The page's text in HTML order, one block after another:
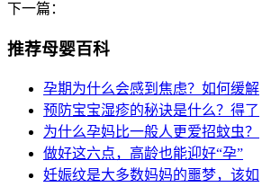
下一篇：
推荐母婴百科
孕期为什么会感到焦虑？如何缓解
预防宝宝湿疹的秘诀是什么？得了
为什么孕妈比一般人更爱招蚊虫？
做好这六点，高龄也能迎好“孕”
妊娠纹是大多数妈妈的噩梦，该如